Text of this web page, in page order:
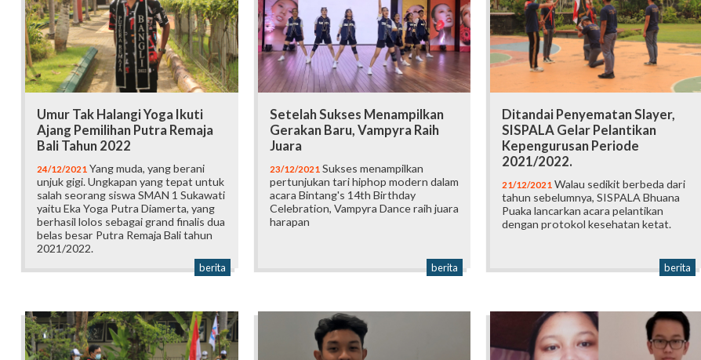
Umur Tak Halangi Yoga Ikuti
Ajang Pemilihan Putra Remaja
Bali Tahun 2022
24/12/2021 Yang muda, yang berani
unjuk gigi. Ungkapan yang tepat untuk
salah seorang siswa SMAN 1 Sukawati
yaitu Eka Yoga Putra Diamerta, yang
berhasil lolos sebagai grand finalis dua
belas besar Putra Remaja Bali tahun
2021/2022.
berita
Setelah Sukses Menampilkan
Gerakan Baru, Vampyra Raih
Juara
23/12/2021 Sukses menampilkan
pertunjukan tari hiphop modern dalam
acara Bintang's 14th Birthday
Celebration, Vampyra Dance raih juara
harapan
berita
Ditandai Penyematan Slayer,
SISPALA Gelar Pelantikan
Kepengurusan Periode
2021/2022.
21/12/2021 Walau sedikit berbeda dari
tahun sebelumnya, SISPALA Bhuana
Puaka lancarkan acara pelantikan
dengan protokol kesehatan ketat.
berita